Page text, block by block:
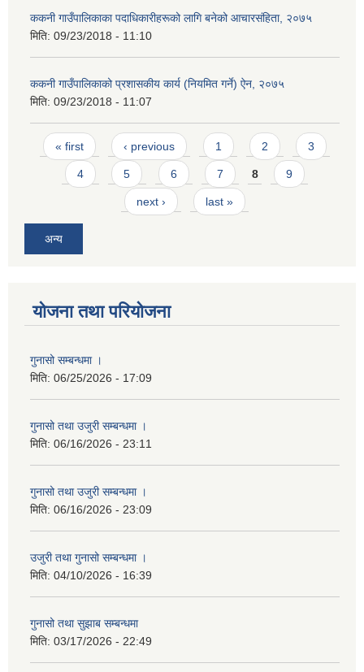
ककनी गाउँपालिकाका पदाधिकारीहरूको लागि बनेको आचारसंहिता, २०७५
मिति: 09/23/2018 - 11:10
ककनी गाउँपालिकाको प्रशासकीय कार्य (नियमित गर्ने) ऐन, २०७५
मिति: 09/23/2018 - 11:07
Pages
« first ‹ previous 1 2 3
4 5 6 7 8 9
next › last »
अन्य
योजना तथा परियोजना
गुनासो सम्बन्धमा ।
मिति: 06/25/2026 - 17:09
गुनासो तथा उजुरी सम्बन्धमा ।
मिति: 06/16/2026 - 23:11
गुनासो तथा उजुरी सम्बन्धमा ।
मिति: 06/16/2026 - 23:09
उजुरी तथा गुनासो सम्बन्धमा ।
मिति: 04/10/2026 - 16:39
गुनासो तथा सुझाब सम्बन्धमा
मिति: 03/17/2026 - 22:49